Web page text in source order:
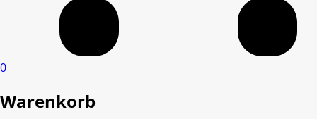
0
Warenkorb